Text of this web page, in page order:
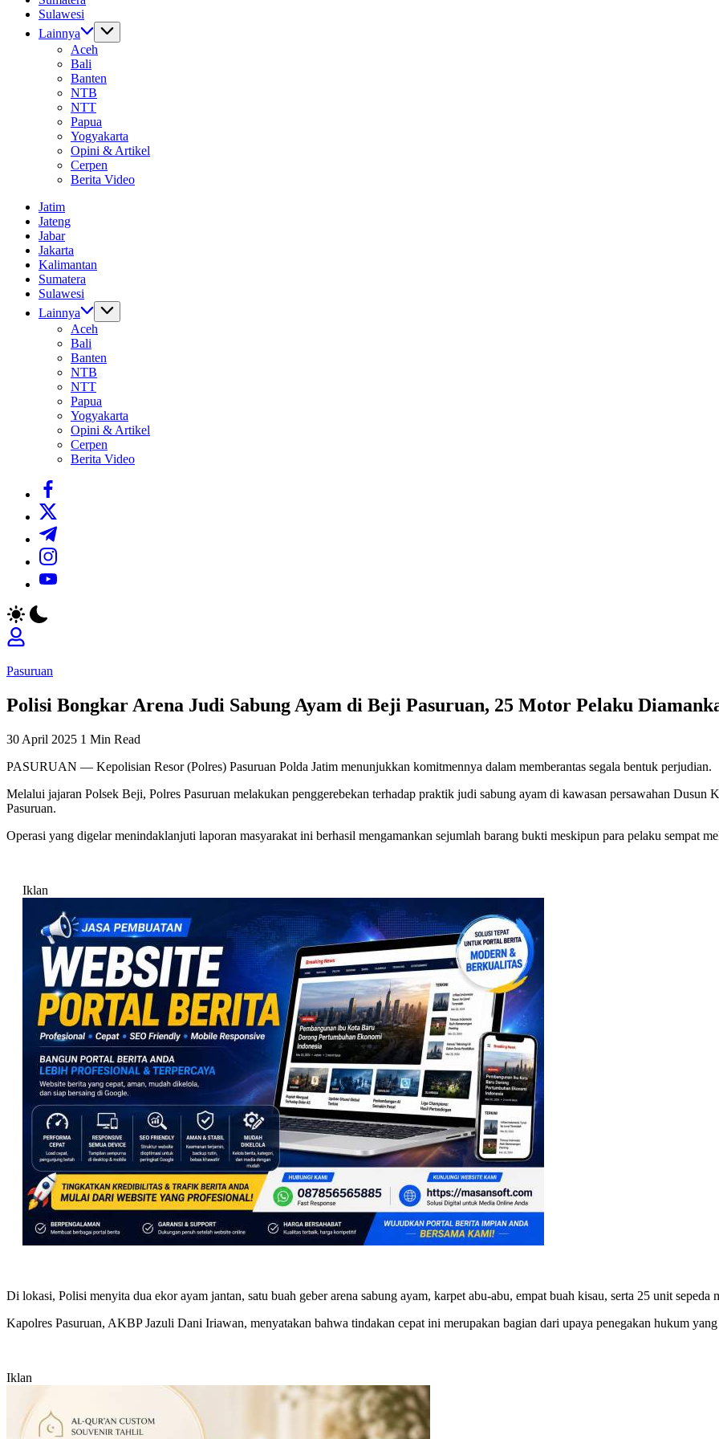
Sulawesi
Lainnya
Aceh
Bali
Banten
NTB
NTT
Papua
Yogyakarta
Opini & Artikel
Cerpen
Berita Video
Jatim
Jateng
Jabar
Jakarta
Kalimantan
Sumatera
Sulawesi
Lainnya
Aceh
Bali
Banten
NTB
NTT
Papua
Yogyakarta
Opini & Artikel
Cerpen
Berita Video
https://www.facebook.com/
https://twitter.com/
https://t.me/
https://www.instagram.com/
https://youtube.com/
Pasuruan
Polisi Bongkar Arena Judi Sabung Ayam di Beji Pasuruan, 25 Motor Pelaku
30 April 2025 1 Min Read
PASURUAN — Kepolisian Resor (Polres) Pasuruan Polda Jatim menunjukkan komitmennya dalam memberantas segala bentuk perjudian.
Melalui jajaran Polsek Beji, Polres Pasuruan melakukan penggerebekan terhadap praktik judi sabung ayam di kawasan persawahan
Pasuruan.
Operasi yang digelar menindaklanjuti laporan masyarakat ini berhasil mengamankan sejumlah barang bukti meskipun para pelaku sempat
Iklan
Di lokasi, Polisi menyita dua ekor ayam jantan, satu buah geber arena sabung ayam, karpet abu-abu, empat buah kisau, serta 25 unit
Kapolres Pasuruan, AKBP Jazuli Dani Iriawan, menyatakan bahwa tindakan cepat ini merupakan bagian dari upaya penegakan hukum
Iklan